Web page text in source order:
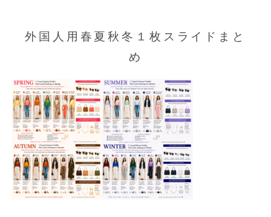
外国人用春夏秋冬１枚スライドまと
め